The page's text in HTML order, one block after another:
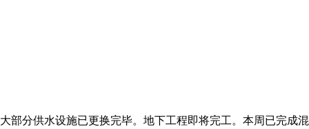
大部分供水设施已更换完毕。地下工程即将完工。本周已完成混